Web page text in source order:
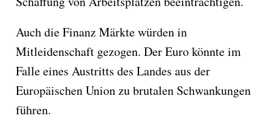
Auch die Finanz Märkte würden in
Mitleidenschaft gezogen. Der Euro könnte im
Falle eines Austritts des Landes aus der
Europäischen Union zu brutalen Schwankungen
führen.